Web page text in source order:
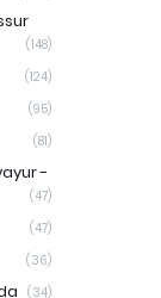
(148)
(124)
(95)
(81)
-
(47)
(47)
(36)
(34)